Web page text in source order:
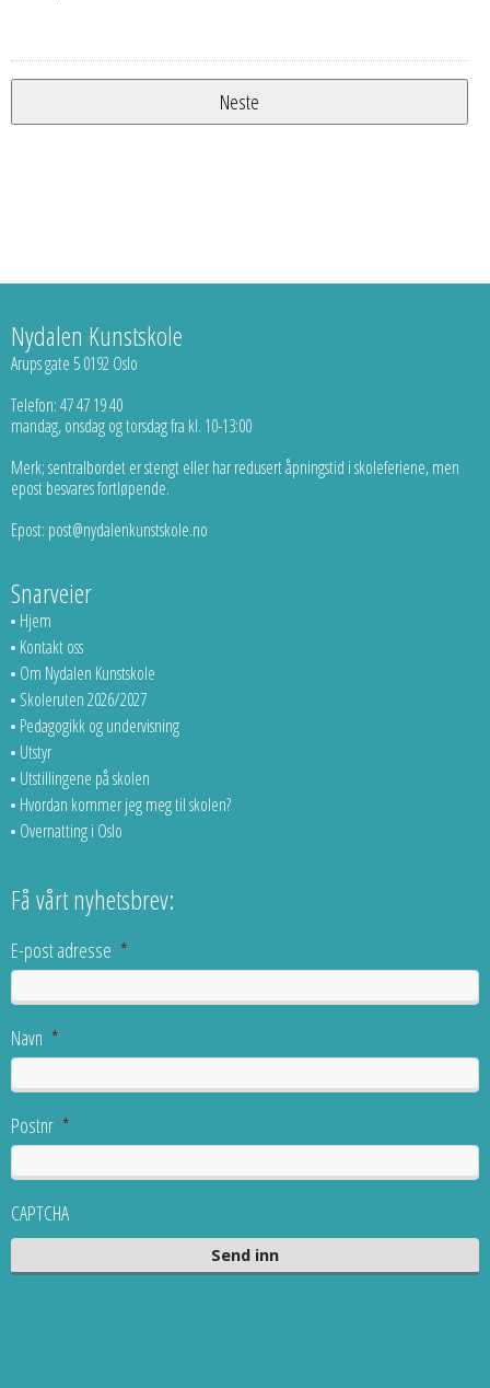
Nydalen Kunstskole
Arups gate 5 0192 Oslo
Telefon: 47 47 19 40
mandag, onsdag og torsdag fra kl. 10-13:00
Merk; sentralbordet er stengt eller har redusert åpningstid i skoleferiene, men
epost besvares fortløpende.
Epost: post@nydalenkunstskole.no
Snarveier
Hjem
Kontakt oss
Om Nydalen Kunstskole
Skoleruten 2026/2027
Pedagogikk og undervisning
Utstyr
Utstillingene på skolen
Hvordan kommer jeg meg til skolen?
Overnatting i Oslo
Få vårt nyhetsbrev:
E-post adresse *
Navn *
Postnr *
CAPTCHA